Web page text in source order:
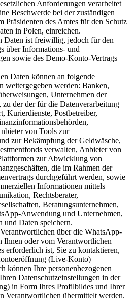
Anforderungen verarbeitet
Beschwerde bei der zuständigen
Präsidenten des Amtes für den Schutz
in Polen, einreichen.
Daten ist freiwillig, jedoch für den
über Informations- und
sowie des Demo-Konto-Vertrags
Daten können an folgende
weitergegeben werden: Banken,
Unternehmen der
zu der der für die Datenverarbeitung
Kurierdienste, Postbetreiber,
von Tools zur
zur Bekämpfung der Geldwäsche,
verwalten, Anbieter von
zur Abwicklung von
die im Rahmen der
durchgeführt werden, sowie
Informationen mittels
Rechtsberater,
Beratungsunternehmen,
Anwendung und Unternehmen,
und Daten speichern.
über die WhatsApp-
Ihnen oder vom Verantwortlichen
erforderlich ist, Sie zu kontaktieren,
(Live-Konto)
können Ihre personenbezogenen
Datenschutzeinstellungen in der
in Form Ihres Profilbildes und Ihrer
Verantwortlichen übermittelt werden.